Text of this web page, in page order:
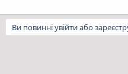
Ви повинні увійти або